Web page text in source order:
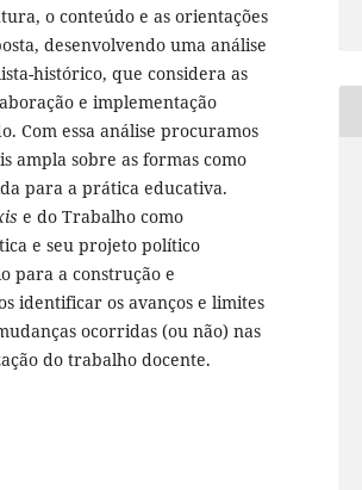
o conteúdo e as orientações
desenvolvendo uma análise
histórico, que considera as
e implementação
Com essa análise procuramos
ampla sobre as formas como
para a prática educativa.
e do Trabalho como
e seu projeto político
para a construção e
identificar os avanços e limites
ocorridas (ou não) nas
do trabalho docente.